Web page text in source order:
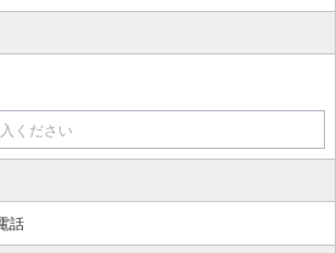
ください
話